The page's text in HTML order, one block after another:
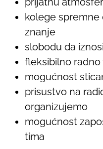
kolege spremne
znanje
slobodu da
fleksibilno radno
mogućnost
prisustvo na
organizujemo
mogućnost
tima